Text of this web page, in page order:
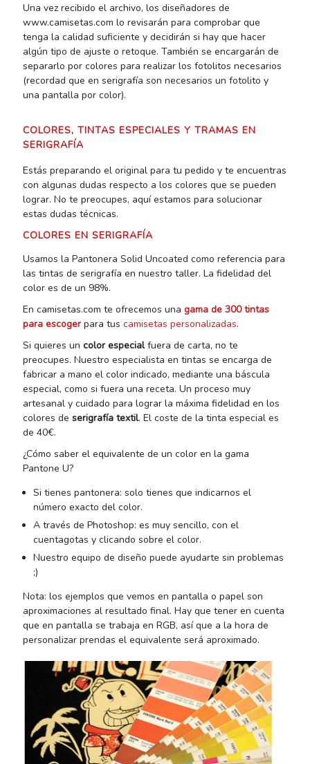
Una vez recibido el archivo, los diseñadores de
www.camisetas.com lo revisarán para comprobar que
tenga la calidad suficiente y decidirán si hay que hacer
algún tipo de ajuste o retoque. También se encargarán de
separarlo por colores para realizar los fotolitos necesarios
(recordad que en serigrafía son necesarios un fotolito y
una pantalla por color).
COLORES, TINTAS ESPECIALES Y TRAMAS EN
SERIGRAFÍA
Estás preparando el original para tu pedido y te encuentras
con algunas dudas respecto a los colores que se pueden
lograr. No te preocupes, aquí estamos para solucionar
estas dudas técnicas.
COLORES EN SERIGRAFÍA
Usamos la Pantonera Solid Uncoated como referencia para
las tintas de serigrafía en nuestro taller. La fidelidad del
color es de un 98%.
En camisetas.com te ofrecemos una gama de 300 tintas
para escogerpara tus camisetas personalizadas.
Si quieres un color especialfuera de carta, no te
preocupes. Nuestro especialista en tintas se encarga de
fabricar a mano el color indicado, mediante una báscula
especial, como si fuera una receta. Un proceso muy
artesanal y cuidado para lograr la máxima fidelidad en los
colores de serigrafía textil. El coste de la tinta especial es
de 40€.
¿Cómo saber el equivalente de un color en la gama
Pantone U?
Si tienes pantonera: solo tienes que indicarnos el
número exacto del color.
A través de Photoshop: es muy sencillo, con el
cuentagotas y clicando sobre el color.
Nuestro equipo de diseño puede ayudarte sin problemas
;)
Nota: los ejemplos que vemos en pantalla o papel son
aproximaciones al resultado final. Hay que tener en cuenta
que en pantalla se trabaja en RGB, así que a la hora de
personalizar prendas el equivalente será aproximado.